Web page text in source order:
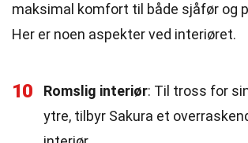
maksimal komfort til både sjåfør og
Her er noen aspekter ved interiøret.
10 Romslig interiør: Til tross for
ytre, tilbyr Sakura et